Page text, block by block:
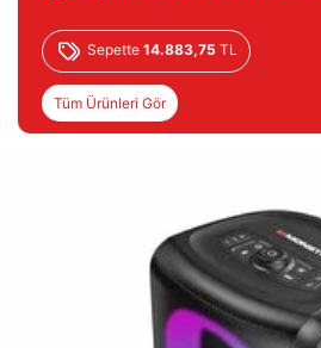
Sepette 14.883,75 TL
Tüm Ürünleri Gör